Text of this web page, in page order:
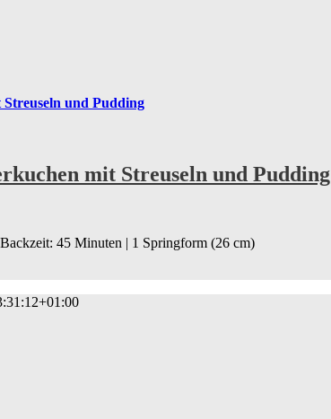
und Pudding
mit Streuseln und Pudding
45 Minuten | 1 Springform (26 cm)